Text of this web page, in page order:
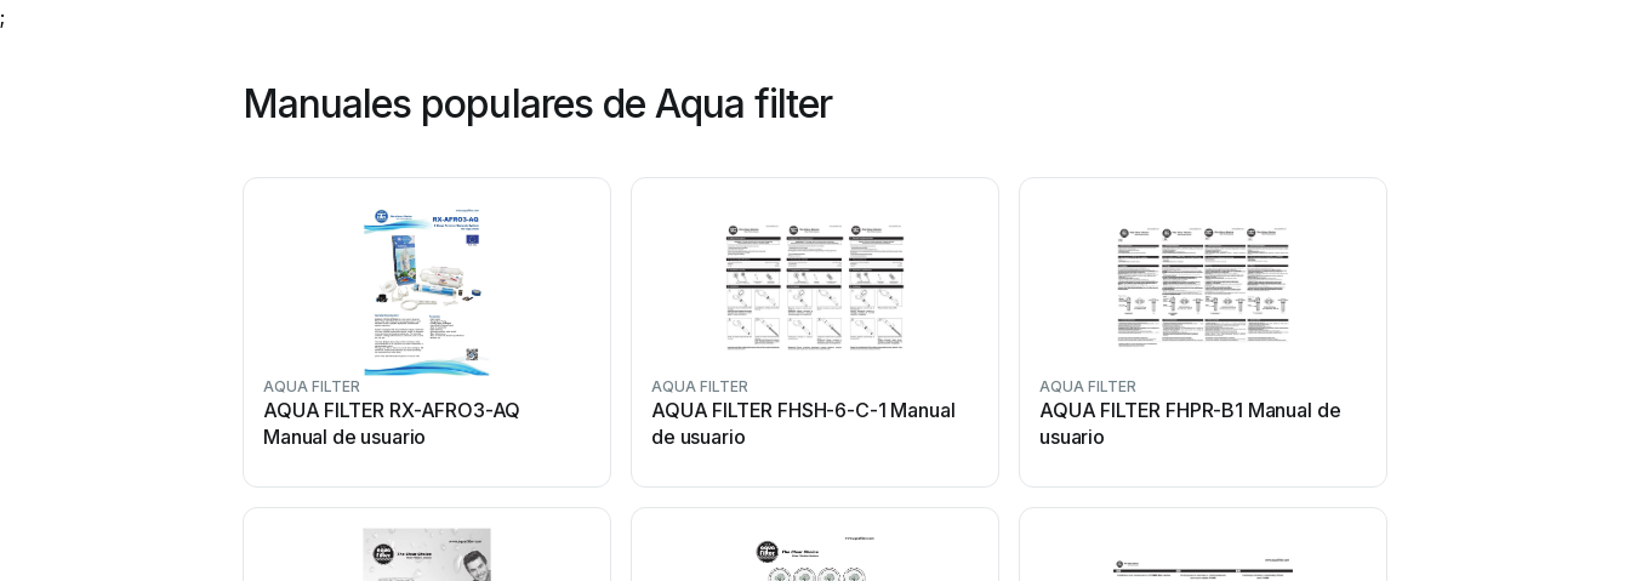
;
Manuales populares de Aqua filter
AQUA FILTER
AQUA FILTER RX-AFRO3-AQ
Manual de usuario
AQUA FILTER
AQUA FILTER FHSH-6-C-1 Manual
de usuario
AQUA FILTER
AQUA FILTER FHPR-B1 Manual de
usuario